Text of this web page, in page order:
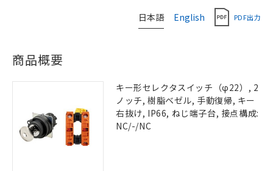
日本語 English PDF出力
商品概要
キー形セレクタスイッチ（φ22）, 2
ノッチ, 樹脂ベゼル, 手動復帰, キー
右抜け, IP66, ねじ端子台, 接点構成:
NC/-/NC